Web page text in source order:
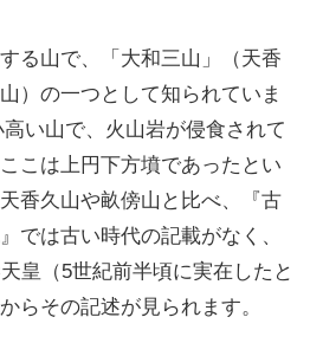
る山で、「大和三山」（天香
）の一つとして知られていま
い山で、火山岩が侵食されて
こは上円下方墳であったとい
香久山や畝傍山と比べ、『古
では古い時代の記載がなく、
皇（5世紀前半頃に実在したと
らその記述が見られます。